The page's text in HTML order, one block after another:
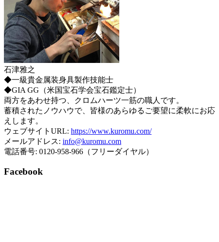
石津雅之
◆一級貴金属装身具製作技能士
◆GIA GG（米国宝石学会宝石鑑定士）
両方をあわせ持つ、クロムハーツ一筋の職人です。
蓄積されたノウハウで、皆様のあらゆるご要望に柔軟にお応
えします。
ウェブサイトURL: https://www.kuromu.com/
メールアドレス: info@kuromu.com
電話番号: 0120-958-966（フリーダイヤル）
Facebook